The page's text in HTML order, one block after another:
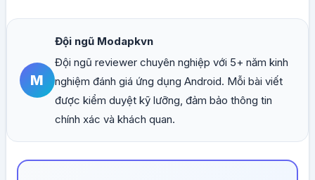
M
Đội ngũ Modapkvn
Đội ngũ reviewer chuyên nghiệp với 5+ năm kinh
nghiệm đánh giá ứng dụng Android. Mỗi bài viết
được kiểm duyệt kỹ lưỡng, đảm bảo thông tin
chính xác và khách quan.